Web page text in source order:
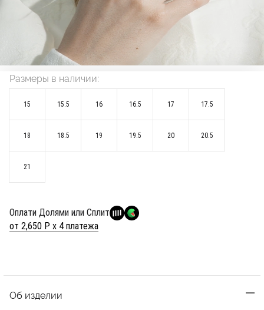
Размеры в наличии:
15 15.5 16 16.5 17 17.5
18 18.5 19 19.5 20 20.5
21
Оплати Долями или Сплит
от 2,650 Р х 4 платежа
Об изделии